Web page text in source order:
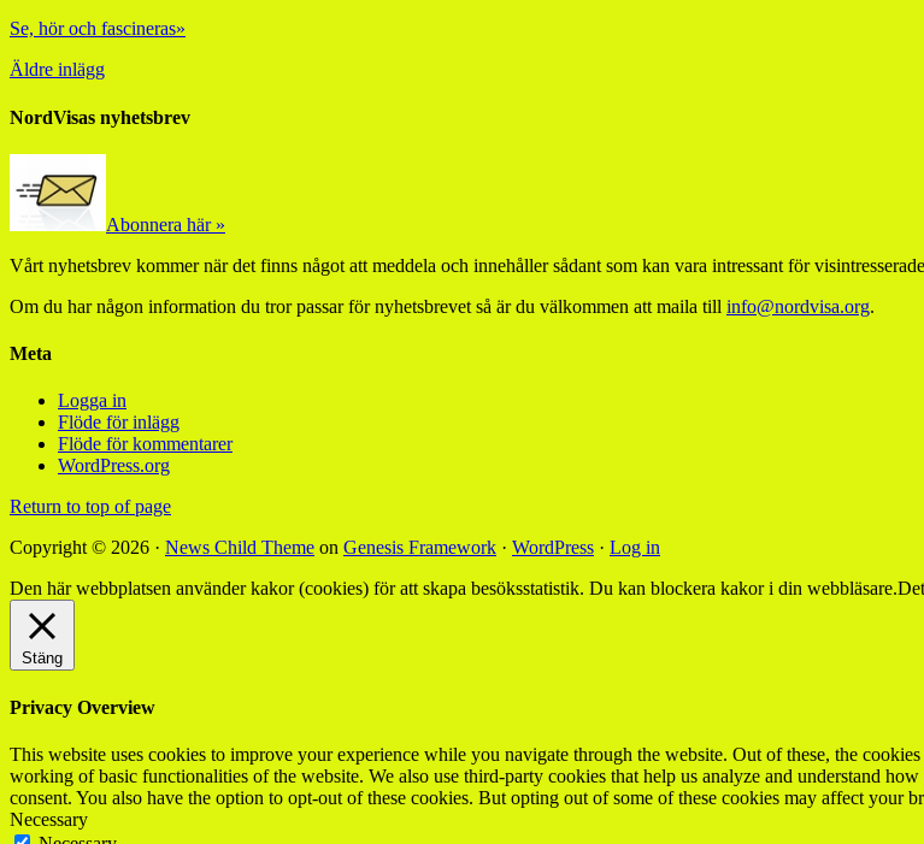
Se, hör och fascineras»
Äldre inlägg
NordVisas nyhetsbrev
Abonnera här »
Vårt nyhetsbrev kommer när det finns något att meddela och innehåller sådant som kan vara intressant för
Om du har någon information du tror passar för nyhetsbrevet så är du välkommen att maila till info@nordvisa.org.
Meta
Logga in
Flöde för inlägg
Flöde för kommentarer
WordPress.org
Return to top of page
Copyright © 2026 · News Child Theme on Genesis Framework · WordPress · Log in
Den här webbplatsen använder kakor (cookies) för att skapa besöksstatistik. Du kan blockera kakor i din webbläsare.
Stäng
Privacy Overview
This website uses cookies to improve your experience while you navigate through the website. Out of these, the
working of basic functionalities of the website. We also use third-party cookies that help us analyze and understand
consent. You also have the option to opt-out of these cookies. But opting out of some of these cookies may affect your
Necessary